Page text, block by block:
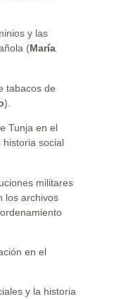
y las
(María
tabacos de
).
Tunja en el
historia social
militares
los archivos
en el
y la historia